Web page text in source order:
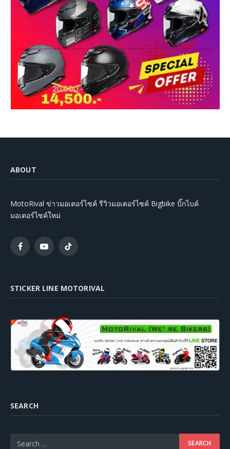
ABOUT
MotoRival ข่าวมอเตอร์ไซค์ รีวิวมอเตอร์ไซค์ Bigbike บิ๊กไบค์
มอเตอร์ไซค์ใหม่
FacebookYouTubeTikTok
STICKER LINE MOTORIVAL
SEARCH